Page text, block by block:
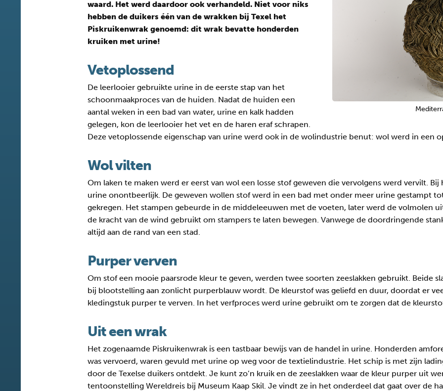
waard. Het werd daardoor ook verhandeld. Niet voor niks
hebben de duikers één van de wrakken bij Texel het
Piskruikenwrak genoemd: dit wrak bevatte honderden
kruiken met urine!
Vetoplossend
De leerlooier gebruikte urine in de eerste stap van het
schoonmaakproces van de huiden. Nadat de huiden een
aantal weken in een bad van water, urine en kalk hadden
gelegen, kon de leerlooier het vet en de haren eraf schrapen.
Deze vetoplossende eigenschap van urine werd ook in de wolindustrie benut: wol werd in een
Wol vilten
Om laken te maken werd er eerst van wol een losse stof geweven die vervolgens werd vervilt.
urine onontbeerlijk. De geweven wollen stof werd in een bad met onder meer urine gestampt
gekregen. Het stampen gebeurde in de middeleeuwen met de voeten, later werd de volmolen
de kracht van de wind gebruikt om stampers te laten bewegen. Vanwege de doordringende
altijd aan de rand van een stad.
Purper verven
Om stof een mooie paarsrode kleur te geven, werden twee soorten zeeslakken gebruikt. Beide
bij blootstelling aan zonlicht purperblauw wordt. De kleurstof was geliefd en duur, doordat er
kledingstuk purper te verven. In het verfproces werd urine gebruikt om te zorgen dat de
Uit een wrak
Het zogenaamde Piskruikenwrak is een tastbaar bewijs van de handel in urine. Honderden
was vervoerd, waren gevuld met urine op weg voor de textielindustrie. Het schip is met zijn
door de Texelse duikers ontdekt. Je kunt zo’n kruik en de zeeslakken waar de kleur purper uit
tentoonstelling Wereldreis bij Museum Kaap Skil. Je vindt ze in het onderdeel dat gaat over de